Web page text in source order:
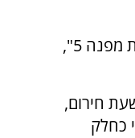
התרגיל הינו חלק מתרגיל העורף הלאומי "נקודת מפנה 5",
חירום,
כחלק